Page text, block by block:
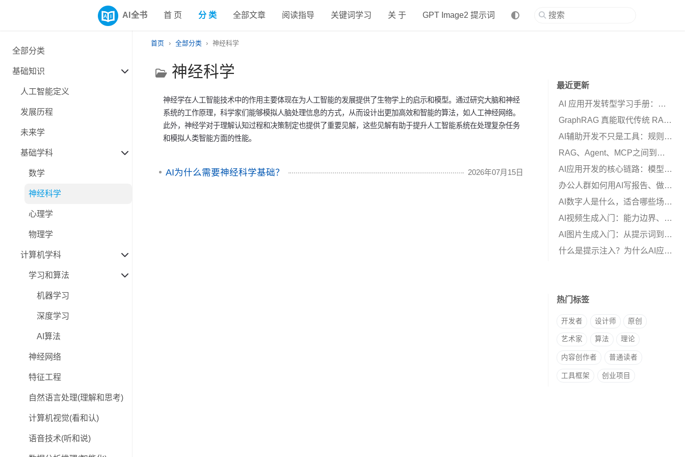
AI全书 首 页 分 类 全部文章 阅读指导 关键词学习 关 于 GPT Image2 提示词
全部分类
基础知识
人工智能定义
发展历程
未来学
基础学科
数学
神经科学
心理学
物理学
计算机学科
学习和算法
机器学习
深度学习
AI算法
神经网络
特征工程
自然语言处理(理解和思考)
计算机视觉(看和认)
语音技术(听和说)
首页 全部分类 神经科学
神经科学
神经学在人工智能技术中的作用主要体现在为人工智能的发展提供了生物学上的启示和模型。通过研究大脑和神经
系统的工作原理，科学家们能够模拟人脑处理信息的方式，从而设计出更加高效和智能的算法，如人工神经网络。
此外，神经学对于理解认知过程和决策制定也提供了重要见解，这些见解有助于提升人工智能系统在处理复杂任务
和模拟人类智能方面的性能。
AI为什么需要神经科学基础？ 2026年07月15日
最近更新
AI 应用开发转型学习手册：需要学习AI哪此关键技术点
GraphRAG 真能取代传统 RAG 吗？从微软、斯坦福到 Anthropic，看懂知识图谱工程
AI辅助开发不只是工具：规则、上下文和评测体系
RAG、Agent、MCP之间到底是什么关系？
AI应用开发的核心链路：模型、上下文、工具、记忆和评测
办公人群如何用AI写报告、做PPT和整理资料
AI数字人是什么，适合哪些场景？
AI视频生成入门：能力边界、流程和常见误区
AI图片生成入门：从提示词到工作流
什么是提示注入？为什么AI应用会被攻击？
热门标签
开发者 设计师 原创
艺术家 算法 理论
内容创作者 普通读者
工具框架 创业项目